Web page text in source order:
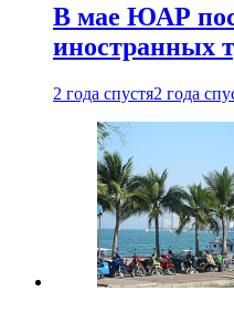
В мае ЮАР
иностранных
2 года спустя2 года